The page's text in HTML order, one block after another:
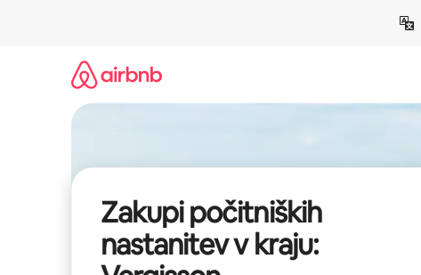
Zakupi počitniških
nastanitev v kraju: